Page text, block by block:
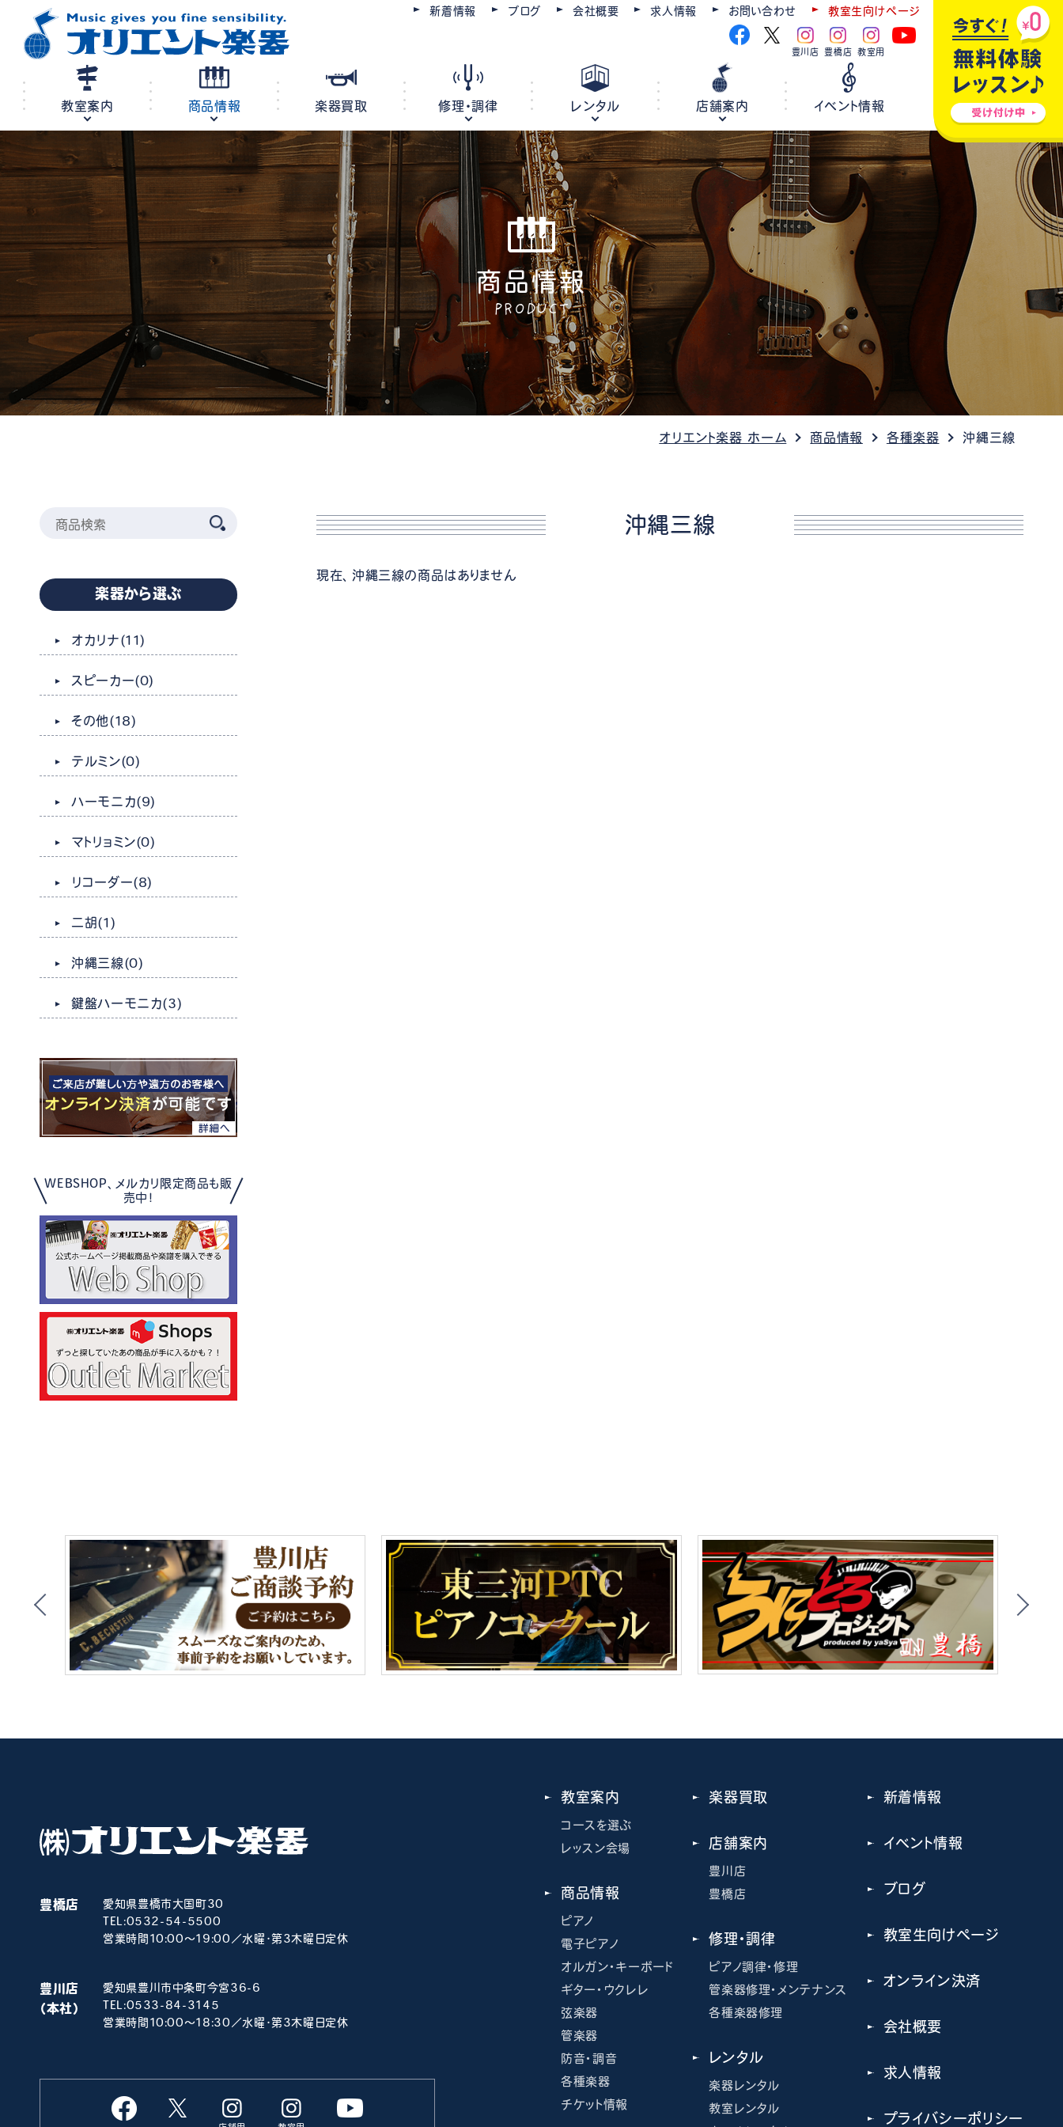
新着情報 ブログ 会社概要 求人情報 お問い合わせ 教室生向けページ
豊川店 豊橋店 教室用
教室案内
教室案内
コースを選ぶ レッスン会場
商品情報
商品情報
ピアノ 電子ピアノ
オルガン
キーボード
ウクレレ
弦楽器
防音・調音 各種楽器 チケット情報
楽器買取 修理・調律
修理・調律
ピアノ調律・修理 管楽器修理・メンテナンス 各種楽器修理
レンタル
レンタル
楽器レンタル 教室レンタル ホールレンタル
店舗案内
店舗案内
豊橋店
イベント情報
商品情報
PRODUCT
オリエント楽器 ホーム 商品情報 各種楽器 沖縄三線
楽器から選ぶ
オカリナ(11)
スピーカー(0)
その他(18)
テルミン(0)
ハーモニカ(9)
マトリョミン(0)
リコーダー(8)
二胡(1)
沖縄三線(0)
鍵盤ハーモニカ(3)
WEBSHOP、メルカリ限定商品も販
売中！
沖縄三線
現在、沖縄三線の商品はありません
豊橋店
愛知県豊橋市大国町30
TEL:0532-54-5500
営業時間10:00～19:00／水曜･第3木曜日定休
豊川店
（本社）
愛知県豊川市中条町今宮36-6
TEL:0533-84-3145
営業時間10:00～18:30／水曜･第3木曜日定休
教室案内
コースを選ぶ
レッスン会場
商品情報
ピアノ
電子ピアノ
オルガン・キーボード
ギター・ウクレレ
弦楽器
管楽器
防音・調音
各種楽器
チケット情報
楽器買取
店舗案内
豊川店
豊橋店
修理・調律
ピアノ調律・修理
管楽器修理・メンテナンス
各種楽器修理
レンタル
楽器レンタル
教室レンタル
新着情報
イベント情報
ブログ
教室生向けページ
オンライン決済
会社概要
求人情報
プライバシーポリシー